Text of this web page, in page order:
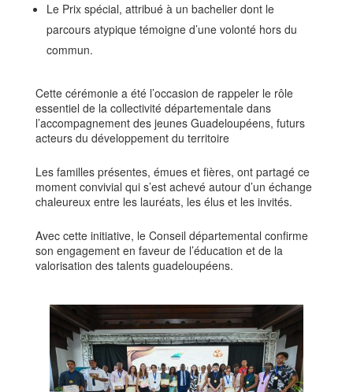
Le Prix spécial, attribué à un bachelier dont le
parcours atypique témoigne d’une volonté hors du
commun.
Cette cérémonie a été l’occasion de rappeler le rôle
essentiel de la collectivité départementale dans
l’accompagnement des jeunes Guadeloupéens, futurs
acteurs du développement du territoire
Les familles présentes, émues et fières, ont partagé ce
moment convivial qui s’est achevé autour d’un échange
chaleureux entre les lauréats, les élus et les invités.
Avec cette initiative, le Conseil départemental confirme
son engagement en faveur de l’éducation et de la
valorisation des talents guadeloupéens.